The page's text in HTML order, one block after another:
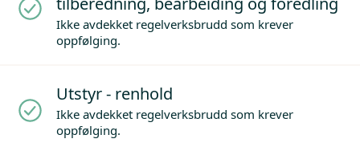
Ikke avdekket regelverksbrudd som krever
oppfølging.
Utstyr - renhold
Ikke avdekket regelverksbrudd som krever
oppfølging.